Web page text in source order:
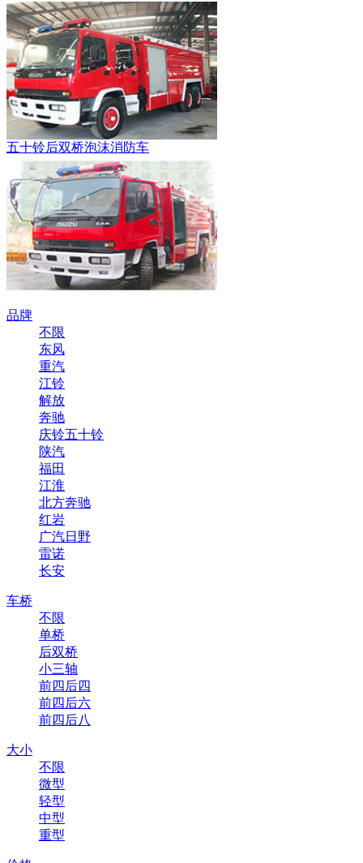
五十铃后双桥泡沫消防车
品牌
不限
东风
重汽
江铃
解放
奔驰
庆铃五十铃
陕汽
福田
江淮
北方奔驰
红岩
广汽日野
雷诺
长安
车桥
不限
单桥
后双桥
小三轴
前四后四
前四后六
前四后八
大小
不限
微型
轻型
中型
重型